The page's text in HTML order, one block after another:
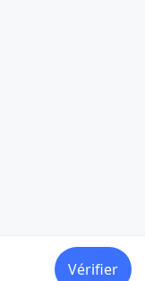
Vérifier